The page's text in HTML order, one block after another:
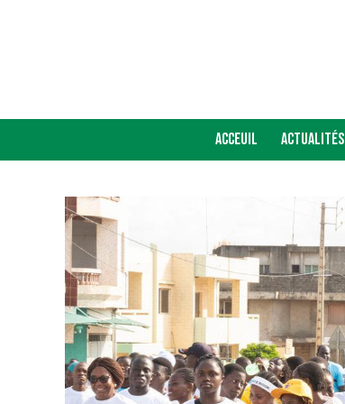
Acceuil Actualités